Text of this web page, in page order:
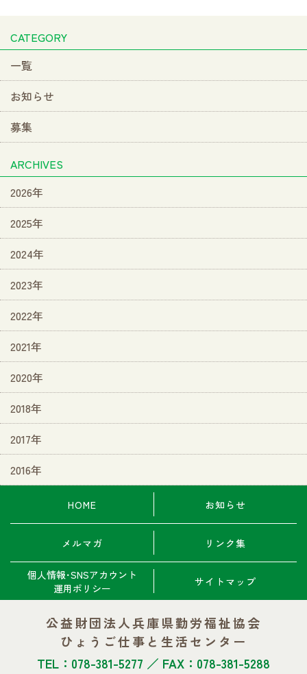
CATEGORY
一覧
お知らせ
募集
ARCHIVES
2026年
2025年
2024年
2023年
2022年
2021年
2020年
2018年
2017年
2016年
HOME お知らせ
メルマガ リンク集
個人情報･SNSアカウント
運用ポリシー
サイトマップ
公益財団法人兵庫県勤労福祉協会
ひょうご仕事と生活センター
TEL：078-381-5277 ／ FAX：078-381-5288